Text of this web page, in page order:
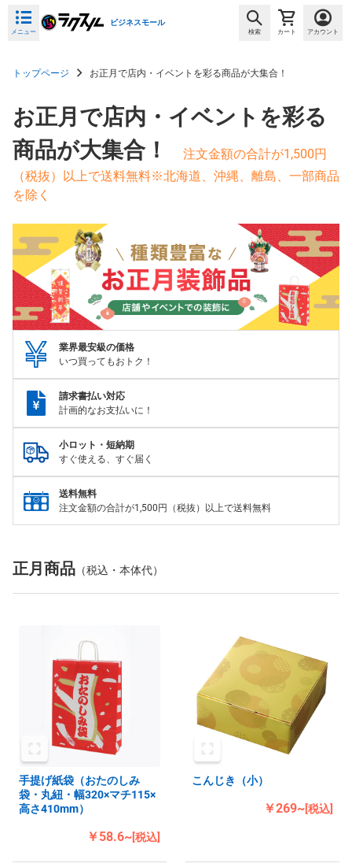
メニュー
ビジネスモール
検索 カート アカウント
トップページ お正月で店内・イベントを彩る商品が大集合！
お正月で店内・イベントを彩る
商品が大集合！
注文金額の合計が1,500円
（税抜）以上で送料無料※北海道、沖縄、離島、一部商品
を除く
業界最安級の価格
いつ買ってもおトク！
請求書払い対応
計画的なお支払いに！
小ロット・短納期
すぐ使える、すぐ届く
送料無料
注文金額の合計が1,500円（税抜）以上で送料無料
正月商品 （税込・本体代）
手提げ紙袋（おたのしみ
袋・丸紐・幅320×マチ115×
高さ410mm）
￥58.6~[税込]
こんじき（小）
￥269~[税込]